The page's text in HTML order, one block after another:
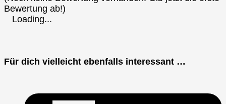
Bewertung ab!)
Loading...
Für dich vielleicht ebenfalls interessant …